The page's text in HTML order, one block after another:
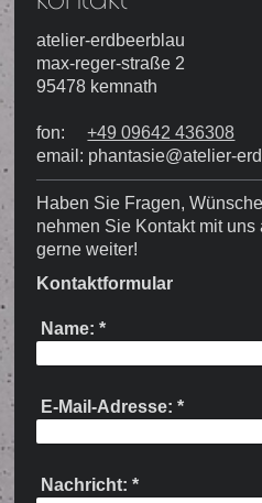
atelier-erdbeerblau
max-reger-straße 2
95478 kemnath
fon:+49 09642 436308
email: phantasie@atelier-
Haben Sie Fragen,
nehmen Sie Kontakt mit uns
gerne weiter!
Kontaktformular
Name: *
E-Mail-Adresse: *
Nachricht: *